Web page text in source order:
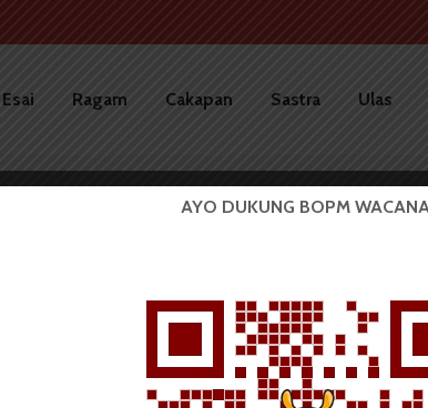
Esai Ragam Cakapan Sastra Ulas
AYO DUKUNG BOPM